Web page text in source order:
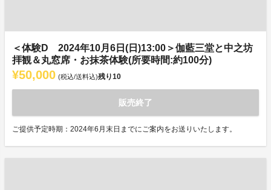
＜体験D 2024年10月6日(日)13:00＞伽藍三堂と中之坊
拝観＆丸窓席・お抹茶体験(所要時間:約100分)
¥50,000 (税込/送料込)残り10
販売終了
ご提供予定時期：2024年6月末日までにご案内をお送りいたします。